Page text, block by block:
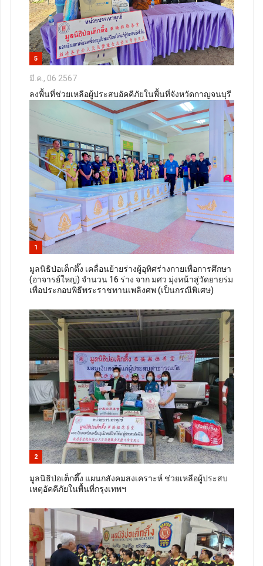
5
มี.ค., 06 2567
ลงพื้นที่ช่วยเหลือผู้ประสบอัคคีภัยในพื้นที่จังหวัดกาญจนบุรี
1
มูลนิธิป่อเต็กตึ๊ง เคลื่อนย้ายร่างผู้อุทิศร่างกายเพื่อการศึกษา
(อาจารย์ใหญ่) จำนวน 16 ร่าง จาก มศว มุ่งหน้าสู่วัดยายร่ม
เพื่อประกอบพิธีพระราชทานเพลิงศพ (เป็นกรณีพิเศษ)
2
มูลนิธิป่อเต็กตึ๊ง แผนกสังคมสงเคราะห์ ช่วยเหลือผู้ประสบ
เหตุอัคคีภัยในพื้นที่กรุงเทพฯ